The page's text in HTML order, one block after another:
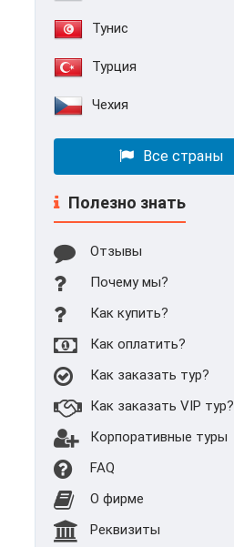
Тунис
Турция
Чехия
Все страны
Полезно знать
Отзывы
Почему мы?
Как купить?
Как оплатить?
Как заказать тур?
Как заказать VIP тур?
Корпоративные туры
FAQ
О фирме
Реквизиты